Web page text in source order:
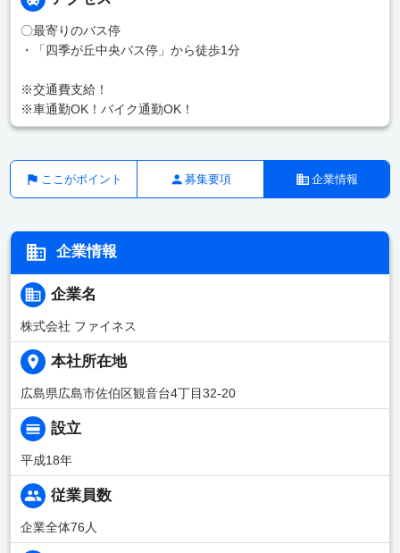
〇最寄りのバス停
・「四季が丘中央バス停」から徒歩1分
※交通費支給！
※車通勤OK！バイク通勤OK！
ここがポイント 募集要項 企業情報
企業情報
企業名
株式会社 ファイネス
本社所在地
広島県広島市佐伯区観音台4丁目32-20
設立
平成18年
従業員数
企業全体76人